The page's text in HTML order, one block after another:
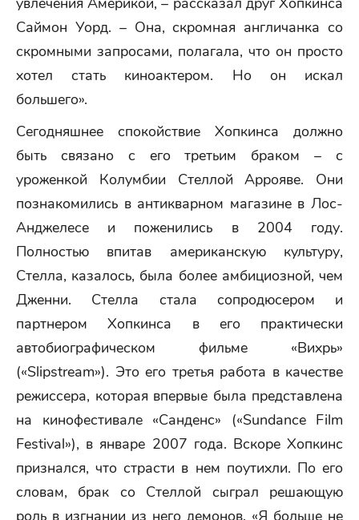
Саймон Уорд. – Она, скромная англичанка со
скромными запросами, полагала, что он просто
хотел стать киноактером. Но он искал
большего».
Сегодняшнее спокойствие Хопкинса должно
быть связано с его третьим браком – с
уроженкой Колумбии Стеллой Аррояве. Они
познакомились в антикварном магазине в Лос-
Анджелесе и поженились в 2004 году.
Полностью впитав американскую культуру,
Стелла, казалось, была более амбициозной, чем
Дженни. Стелла стала сопродюсером и
партнером Хопкинса в его практически
автобиографическом фильме «Вихрь»
(«Slipstream»). Это его третья работа в качестве
режиссера, которая впервые была представлена
на кинофестивале «Санденс» («Sundance Film
Festival»), в январе 2007 года. Вскоре Хопкинс
признался, что страсти в нем поутихли. По его
словам, брак со Стеллой сыграл решающую
роль в изгнании из него демонов. «Я больше не